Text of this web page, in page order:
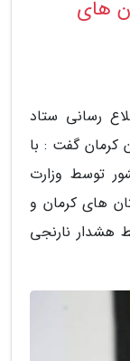
های
رسانی ستاد
کرمان گفت : با
توسط وزارت
های کرمان و
در شرایط هشدار نارنجی